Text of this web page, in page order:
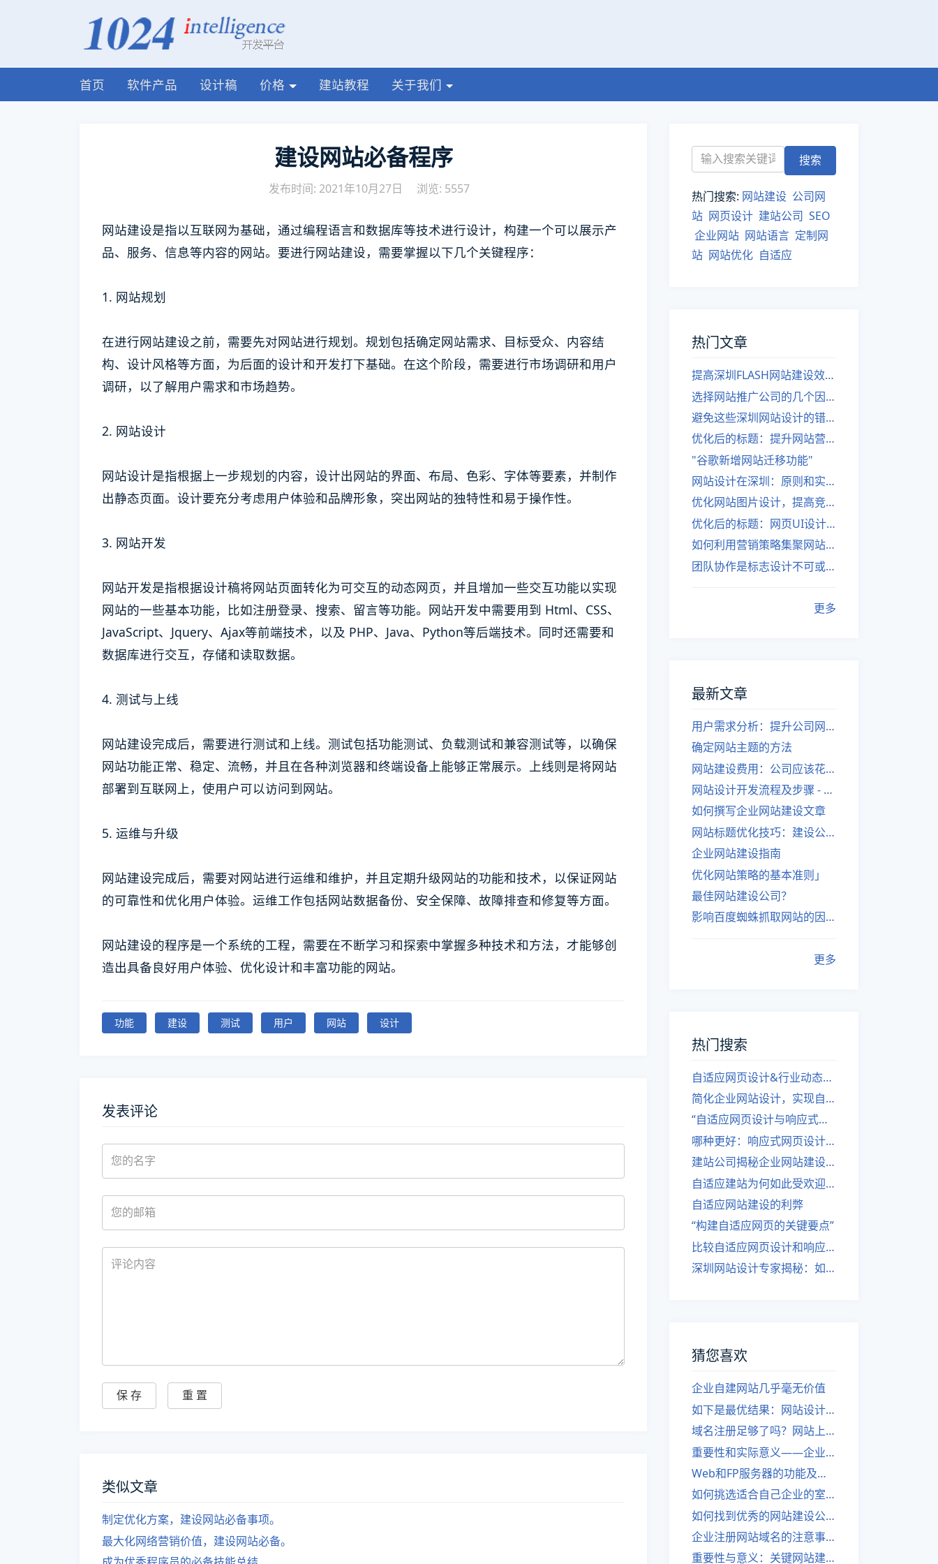
首页 软件产品 设计稿 价格 建站教程 关于我们
建设网站必备程序
发布时间: 2021年10月27日 浏览: 5557
网站建设是指以互联网为基础，通过编程语言和数据库等技术进行设计，构建一个可以展示产
品、服务、信息等内容的网站。要进行网站建设，需要掌握以下几个关键程序：
1. 网站规划
在进行网站建设之前，需要先对网站进行规划。规划包括确定网站需求、目标受众、内容结
构、设计风格等方面，为后面的设计和开发打下基础。在这个阶段，需要进行市场调研和用户
调研，以了解用户需求和市场趋势。
2. 网站设计
网站设计是指根据上一步规划的内容，设计出网站的界面、布局、色彩、字体等要素，并制作
出静态页面。设计要充分考虑用户体验和品牌形象，突出网站的独特性和易于操作性。
3. 网站开发
网站开发是指根据设计稿将网站页面转化为可交互的动态网页，并且增加一些交互功能以实现
网站的一些基本功能，比如注册登录、搜索、留言等功能。网站开发中需要用到 Html、CSS、
JavaScript、Jquery、Ajax等前端技术，以及 PHP、Java、Python等后端技术。同时还需要和
数据库进行交互，存储和读取数据。
4. 测试与上线
网站建设完成后，需要进行测试和上线。测试包括功能测试、负载测试和兼容测试等，以确保
网站功能正常、稳定、流畅，并且在各种浏览器和终端设备上能够正常展示。上线则是将网站
部署到互联网上，使用户可以访问到网站。
5. 运维与升级
网站建设完成后，需要对网站进行运维和维护，并且定期升级网站的功能和技术，以保证网站
的可靠性和优化用户体验。运维工作包括网站数据备份、安全保障、故障排查和修复等方面。
网站建设的程序是一个系统的工程，需要在不断学习和探索中掌握多种技术和方法，才能够创
造出具备良好用户体验、优化设计和丰富功能的网站。
功能 建设 测试 用户 网站 设计
发表评论
类似文章
制定优化方案，建设网站必备事项。
最大化网络营销价值，建设网站必备。
热门搜索: 网站建设 公司网
站 网页设计 建站公司 SEO
企业网站 网站语言 定制网
站 网站优化 自适应
热门文章
提高深圳FLASH网站建设效率的建议
选择网站推广公司的几个因素
避免这些深圳网站设计的错误
优化后的标题：提升网站营销绩效的策略
"谷歌新增网站迁移功能"
网站设计在深圳：原则和实践
优化网站图片设计，提高竞争力
优化后的标题：网页UI设计与APP UI设计应用软件
如何利用营销策略集聚网站流量
团队协作是标志设计不可或缺的一部分
更多
最新文章
用户需求分析：提升公司网站建设效果
确定网站主题的方法
网站建设费用：公司应该花费多少？
网站设计开发流程及步骤 - 优化后的标题
如何撰写企业网站建设文章
网站标题优化技巧：建设公司的专业指导
企业网站建设指南
优化网站策略的基本准则」
最佳网站建设公司？
影响百度蜘蛛抓取网站的因素有哪些？
更多
热门搜索
自适应网页设计&行业动态，关注建站。
简化企业网站设计，实现自适应设计的方法
“自适应网页设计与响应式网站建设的异同”
哪种更好：响应式网页设计还是自适应网站？
建站公司揭秘企业网站建设核心原则
自适应建站为何如此受欢迎？
自适应网站建设的利弊
“构建自适应网页的关键要点”
比较自适应网页设计和响应式网站的差异
深圳网站设计专家揭秘：如何实现自适应网页设计
猜您喜欢
企业自建网站几乎毫无价值
如下是最优结果：网站设计——更不能忽视页面的美感价值
域名注册足够了吗？网站上线仍需注意！
重要性和实际意义——企业开展网站建设的关键。
Web和FP服务器的功能及区别
如何挑选适合自己企业的室内网站设计模板？（深圳）
如何找到优秀的网站建设公司并了解网站建设的注意事项？
企业注册网站域名的注意事项
重要性与意义：关键网站建设价值